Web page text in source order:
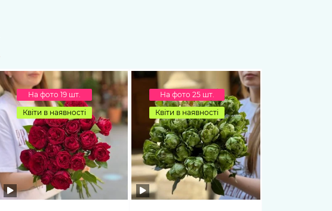
На фото 19 шт.
Квіти в наявності
На фото 25 шт.
Квіти в наявності